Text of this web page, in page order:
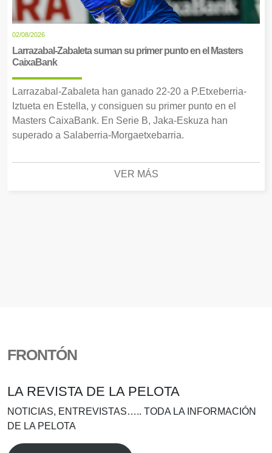
02/08/2026
Larrazabal-Zabaleta suman su primer punto en el Masters
CaixaBank
Larrazabal-Zabaleta han ganado 22-20 a P.Etxeberria-
Iztueta en Estella, y consiguen su primer punto en el
Masters CaixaBank. En Serie B, Jaka-Eskuza han
superado a Salaberria-Morgaetxebarria.
VER MÁS
FRONTÓN
LA REVISTA DE LA PELOTA
NOTICIAS, ENTREVISTAS….. TODA LA INFORMACIÓN
DE LA PELOTA